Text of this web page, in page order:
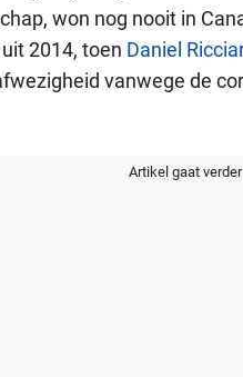
won nog nooit in
2014, toen Daniel
vanwege de
Artikel gaat